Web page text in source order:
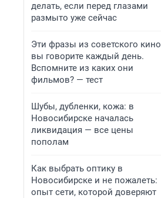
делать, если перед глазами
размыто уже сейчас
Эти фразы из советского кино
вы говорите каждый день.
Вспомните из каких они
фильмов? — тест
Шубы, дубленки, кожа: в
Новосибирске началась
ликвидация — все цены
пополам
Как выбрать оптику в
Новосибирске и не пожалеть:
опыт сети, которой доверяют